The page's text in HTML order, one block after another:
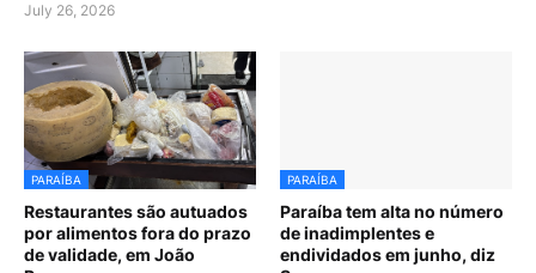
July 26, 2026
PARAÍBA
Restaurantes são autuados
por alimentos fora do prazo
de validade, em João
PARAÍBA
Paraíba tem alta no número
de inadimplentes e
endividados em junho, diz